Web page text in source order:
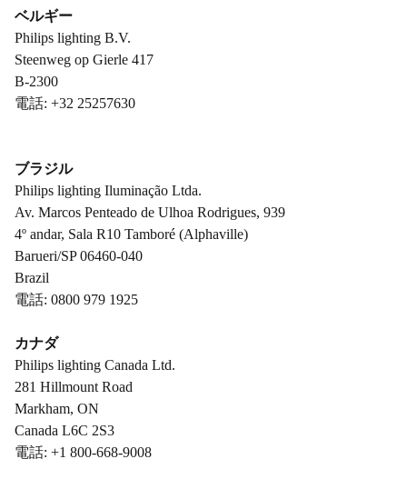
ベルギー
Philips lighting B.V.
Steenweg op Gierle 417
B-2300
電話: +32 25257630
ブラジル
Philips lighting Iluminação Ltda.
Av. Marcos Penteado de Ulhoa Rodrigues, 939
4º andar, Sala R10 Tamboré (Alphaville)
Barueri/SP 06460-040
Brazil
電話: 0800 979 1925
カナダ
Philips lighting Canada Ltd.
281 Hillmount Road
Markham, ON
Canada L6C 2S3
電話: +1 800-668-9008